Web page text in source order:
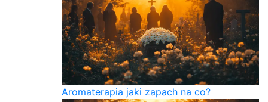
Aromaterapia jaki zapach na co?